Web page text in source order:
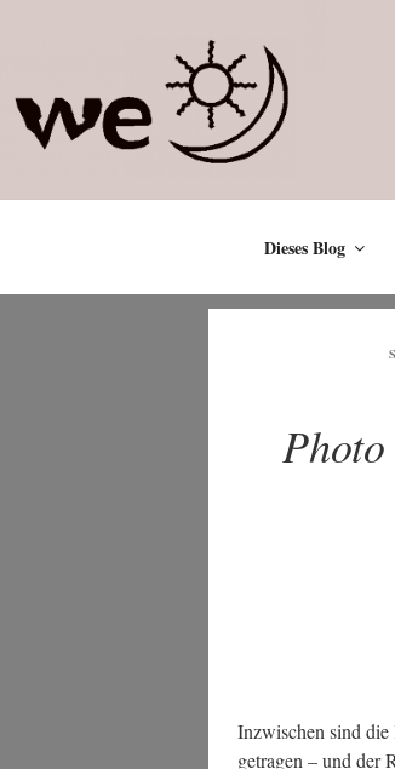
Dieses Blog
Inzwi­schen sind die
getra­gen – und der